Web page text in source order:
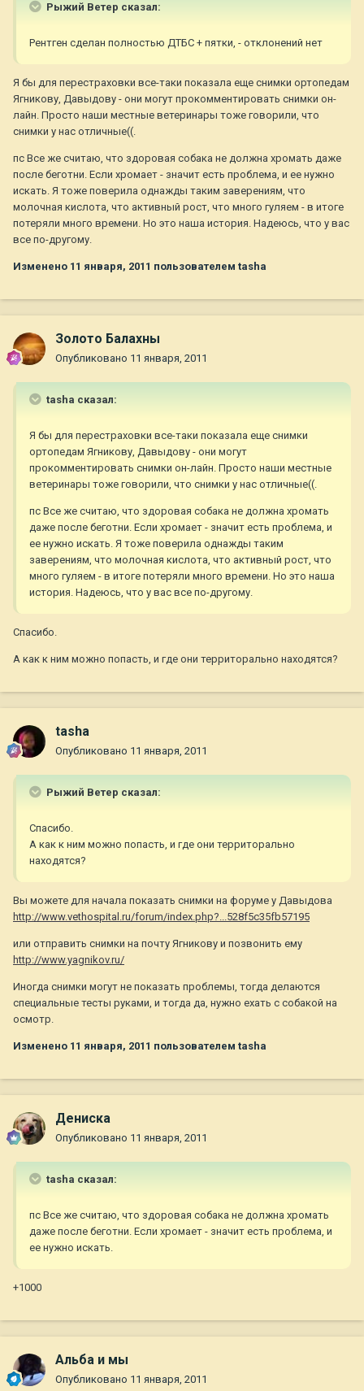
Рыжий Ветер сказал:
Рентген сделан полностью ДТБС + пятки, - отклонений нет
Я бы для перестраховки все-таки показала еще снимки ортопедам
Ягникову, Давыдову - они могут прокомментировать снимки он-
лайн. Просто наши местные ветеринары тоже говорили, что
снимки у нас отличные((.
пс Все же считаю, что здоровая собака не должна хромать даже
после беготни. Если хромает - значит есть проблема, и ее нужно
искать. Я тоже поверила однажды таким заверениям, что
молочная кислота, что активный рост, что много гуляем - в итоге
потеряли много времени. Но это наша история. Надеюсь, что у вас
все по-другому.
Изменено 11 января, 2011 пользователем tasha
Золото Балахны
Опубликовано 11 января, 2011
tasha сказал:
Я бы для перестраховки все-таки показала еще снимки
ортопедам Ягникову, Давыдову - они могут
прокомментировать снимки он-лайн. Просто наши местные
ветеринары тоже говорили, что снимки у нас отличные((.
пс Все же считаю, что здоровая собака не должна хромать
даже после беготни. Если хромает - значит есть проблема, и
ее нужно искать. Я тоже поверила однажды таким
заверениям, что молочная кислота, что активный рост, что
много гуляем - в итоге потеряли много времени. Но это наша
история. Надеюсь, что у вас все по-другому.
Спасибо.
А как к ним можно попасть, и где они территорально находятся?
tasha
Опубликовано 11 января, 2011
Рыжий Ветер сказал:
Спасибо.
А как к ним можно попасть, и где они территорально
находятся?
Вы можете для начала показать снимки на форуме у Давыдова
http://www.vethospital.ru/forum/index.php?...528f5c35fb57195
или отправить снимки на почту Ягникову и позвонить ему
http://www.yagnikov.ru/
Иногда снимки могут не показать проблемы, тогда делаются
специальные тесты руками, и тогда да, нужно ехать с собакой на
осмотр.
Изменено 11 января, 2011 пользователем tasha
Дениска
Опубликовано 11 января, 2011
tasha сказал:
пс Все же считаю, что здоровая собака не должна хромать
даже после беготни. Если хромает - значит есть проблема, и
ее нужно искать.
+1000
Альба и мы
Опубликовано 11 января, 2011